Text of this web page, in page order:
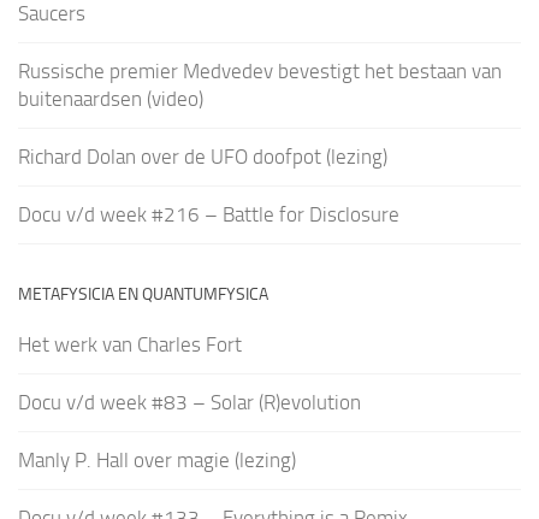
Saucers
Russische premier Medvedev bevestigt het bestaan van
buitenaardsen (video)
Richard Dolan over de UFO doofpot (lezing)
Docu v/d week #216 – Battle for Disclosure
METAFYSICIA EN QUANTUMFYSICA
Het werk van Charles Fort
Docu v/d week #83 – Solar (R)evolution
Manly P. Hall over magie (lezing)